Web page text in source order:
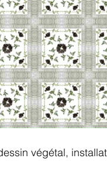
végétal,